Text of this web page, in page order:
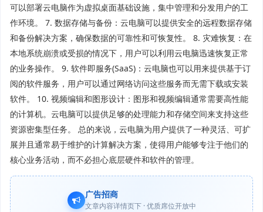
可以部署云电脑作为虚拟桌面基础设施，集中管理和分发用户的工
作环境。 7. 数据存储与备份：云电脑可以提供安全的远程数据存储
和备份解决方案，确保数据的可靠性和可恢复性。 8. 灾难恢复：在
本地系统崩溃或受损的情况下，用户可以利用云电脑迅速恢复正常
的业务操作。 9. 软件即服务(SaaS)：云电脑也可以用来提供基于订
阅的软件服务，用户可以通过网络访问这些服务而无需下载或安装
软件。 10. 视频编辑和图形设计：图形和视频编辑通常需要高性能
的计算机。云电脑可以提供足够的处理能力和存储空间来支持这些
资源密集型任务。 总的来说，云电脑为用户提供了一种灵活、可扩
展并且通常易于维护的计算解决方案，使得用户能够专注于他们的
核心业务活动，而不必担心底层硬件和软件的管理。
广告招商
文章内容详情页下 · 优质席位开放中